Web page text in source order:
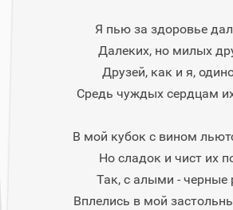
Я пью за здоровье
Далеких, но милых
Друзей, как и я,
Средь чуждых сердцам
В мой кубок с вином
Но сладок и чист их
Так, с алыми - черные
Вплелись в мой